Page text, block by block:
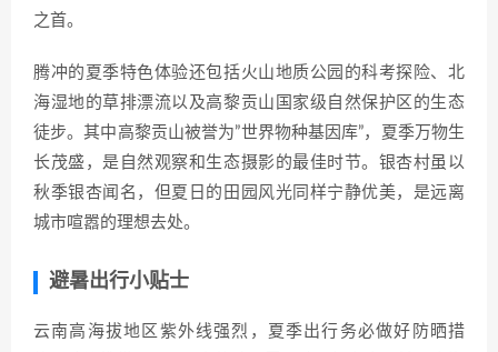
之首。
腾冲的夏季特色体验还包括火山地质公园的科考探险、北
海湿地的草排漂流以及高黎贡山国家级自然保护区的生态
徒步。其中高黎贡山被誉为”世界物种基因库”，夏季万物生
长茂盛，是自然观察和生态摄影的最佳时节。银杏村虽以
秋季银杏闻名，但夏日的田园风光同样宁静优美，是远离
城市喧嚣的理想去处。
避暑出行小贴士
云南高海拔地区紫外线强烈，夏季出行务必做好防晒措